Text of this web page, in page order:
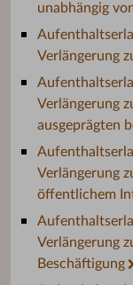
unabhängig
Verlängerung
Verlängerung
ausgeprägten
Verlängerung
öffentlichem
Verlängerung
Beschäftigung